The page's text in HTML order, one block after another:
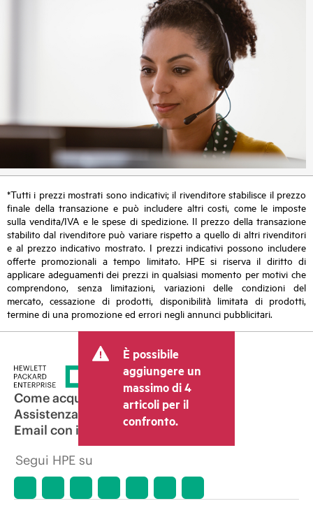
*Tutti i prezzi mostrati sono indicativi; il rivenditore stabilisce il prezzo
finale della transazione e può includere altri costi, come le imposte
sulla vendita/IVA e le spese di spedizione. Il prezzo della transazione
stabilito dal rivenditore può variare rispetto a quello di altri rivenditori
e al prezzo indicativo mostrato. I prezzi indicativi possono includere
offerte promozionali a tempo limitato. HPE si riserva il diritto di
applicare adeguamenti dei prezzi in qualsiasi momento per motivi che
comprendono, senza limitazioni, variazioni delle condizioni del
mercato, cessazione di prodotti, disponibilità limitata di prodotti,
termine di una promozione ed errori negli annunci pubblicitari.
È possibile
aggiungere un
massimo di 4
articoli per il
confronto.
Come acquistare
Assistenza per i prodotti
Email con il commerciale
Segui HPE su